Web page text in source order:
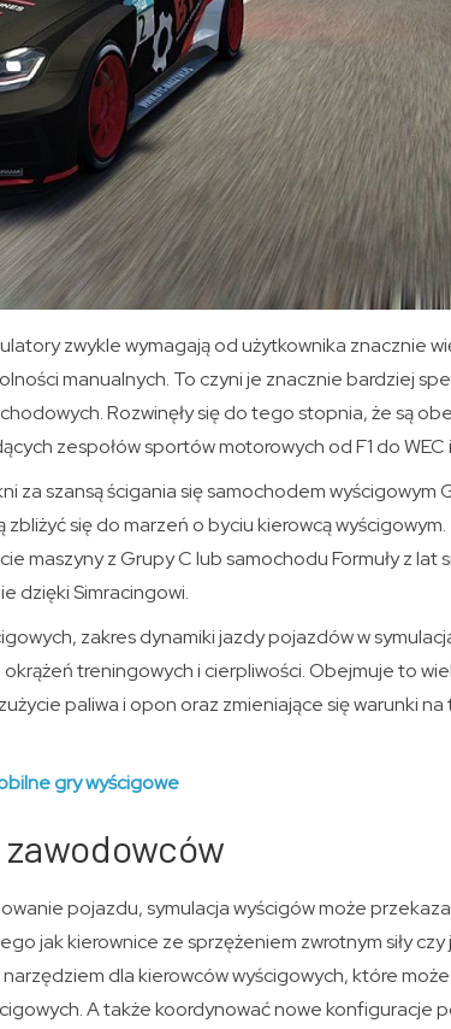
zwykle wymagają od użytkownika znacznie
manualnych. To czyni je znacznie bardziej
Rozwinęły się do tego stopnia, że ​​są
zespołów sportów motorowych od F1 do WEC
za szansą ścigania się samochodem wyścigowym
się do marzeń o byciu kierowcą
maszyny z Grupy C lub samochodu Formuły z lat
dzięki Simracingowi.
zakres dynamiki jazdy pojazdów w
treningowych i cierpliwości. Obejmuje to
paliwa i opon oraz zmieniające się warunki na
gry wyścigowe
pojazdu, symulacja wyścigów może
jak kierownice ze sprzężeniem zwrotnym siły
narzędziem dla kierowców wyścigowych, które
A także koordynować nowe konfiguracje